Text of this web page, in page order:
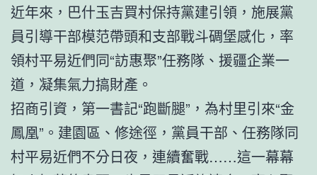
近年來，巴什玉吉買村保持黨建引領，施展黨
員引導干部模范帶頭和支部戰斗碉堡感化，率
領村平易近們同“訪惠聚”任務隊、援疆企業一
道，凝集氣力搞財產。
招商引資，第一書記“跑斷腿”，為村里引來“金
鳳凰”。建園區、修途徑，黨員干部、任務隊同
村平易近們不分日夜，連續奮戰……這一幕幕